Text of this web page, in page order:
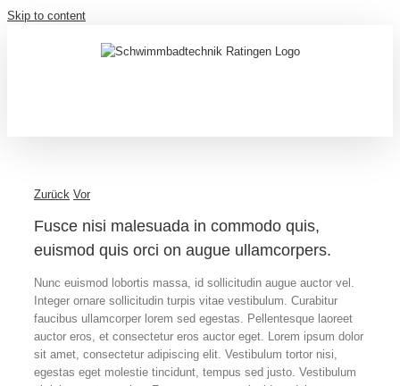
Skip to content
Zurück Vor
Fusce nisi malesuada in commodo quis,
euismod quis orci on augue ullamcorpers.
Nunc euismod lobortis massa, id sollicitudin augue auctor vel.
Integer ornare sollicitudin turpis vitae vestibulum. Curabitur
faucibus ullamcorper lorem sed egestas. Pellentesque laoreet
auctor eros, et consectetur eros auctor eget. Lorem ipsum dolor
sit amet, consectetur adipiscing elit. Vestibulum tortor nisi,
egestas eget molestie tincidunt, tempus sed justo. Vestibulum